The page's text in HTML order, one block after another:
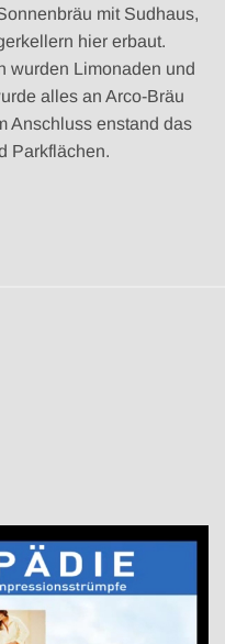
mit Sudhaus,
hier erbaut.
wurden Limonaden und
alles an Arco-Bräu
Anschluss enstand das
Parkflächen.